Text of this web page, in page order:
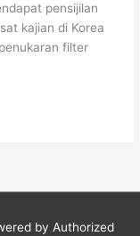
pensijilan
kajian di Korea
filter
by Authorized